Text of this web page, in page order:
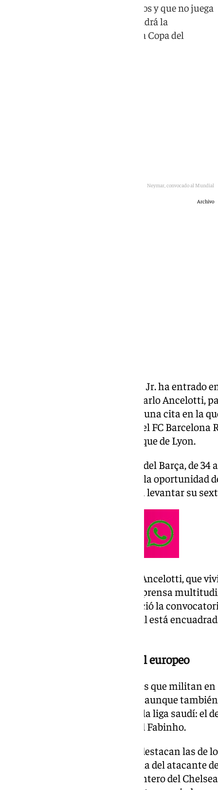
El exfutbolista del Barça, de 34 años y que no juega
con la 'Canarinha' desde 2023, tendrá la
oportunidad de disputar su cuarta Copa del
Neymar, convocado al Mundial
Archivo
El delantero del Santos Neymar Jr. ha entrado
por el seleccionador de Brasil, Carlo Ancelotti,
Unidos, Canadá y México 2026, una cita en la
del Real Madrid Vinícius Jr., el del FC
madridista cedido en el Olympique de Lyon.
De esta manera, el exfutbolista del Barça, de 34
‹Canarinha› desde 2023, tendrá la
Mundo, en la que Brasil aspira a levantar su
Así lo ha anunciado este lunes Ancelotti, que
seleccionador, en una rueda de prensa
de Río de Janeiro, en la que ofreció la
afrontarán el torneo, en el Brasil está
Muchos jugadores del fútbol europeo
La lista está repleta de jugadores que militan
LaLiga Vinícius Jr. y Raphinha, aunque
campeonato brasileño y dos de la liga saudí: el
el centrocampista del Al Ittihad Fabinho.
Entre las ausencias de la lista, destacan las de
Éder Militão, del Real Madrid, y la del atacante
otros nombres como el del delantero del